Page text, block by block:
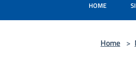
HOME
Home >